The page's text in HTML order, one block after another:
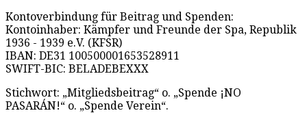
Kontoverbindung für Beitrag und Spenden:
Kontoinhaber: Kämpfer und Freunde der Spa, Republik
1936 - 1939 e.V. (KFSR)
IBAN: DE31 100500001653528911
SWIFT-BIC: BELADEBEXXX
Stichwort: „Mitgliedsbeitrag“ o. „Spende ¡NO
PASARÁN!“ o. „Spende Verein“.